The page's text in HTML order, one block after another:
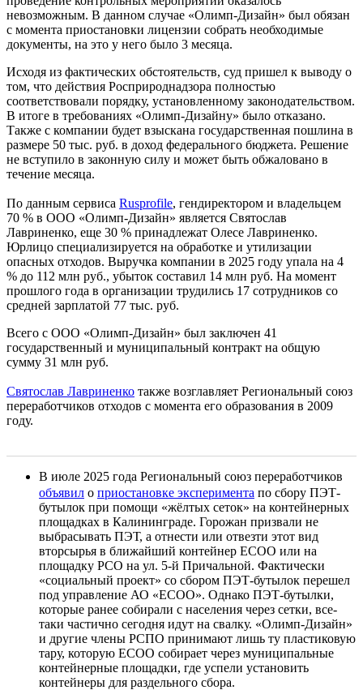
невозможным. В данном случае «Олимп-Дизайн» был обязан
с момента приостановки лицензии собрать необходимые
документы, на это у него было 3 месяца.
Исходя из фактических обстоятельств, суд пришел к выводу о
том, что действия Росприроднадзора полностью
соответствовали порядку, установленному законодательством.
В итоге в требованиях «Олимп-Дизайну» было отказано.
Также с компании будет взыскана государственная пошлина в
размере 50 тыс. руб. в доход федерального бюджета. Решение
не вступило в законную силу и может быть обжаловано в
течение месяца.
По данным сервиса Rusprofile, гендиректором и владельцем
70 % в ООО «Олимп-Дизайн» является Святослав
Лавриненко, еще 30 % принадлежат Олесе Лавриненко.
Юрлицо специализируется на обработке и утилизации
опасных отходов. Выручка компании в 2025 году упала на 4
% до 112 млн руб., убыток составил 14 млн руб. На момент
прошлого года в организации трудились 17 сотрудников со
средней зарплатой 77 тыс. руб.
Всего с ООО «Олимп-Дизайн» был заключен 41
государственный и муниципальный контракт на общую
сумму 31 млн руб.
Святослав Лавриненко также возглавляет Региональный союз
переработчиков отходов с момента его образования в 2009
году.
В июле 2025 года Региональный союз переработчиков
объявил о приостановке эксперимента по сбору ПЭТ-
бутылок при помощи «жёлтых сеток» на контейнерных
площадках в Калининграде. Горожан призвали не
выбрасывать ПЭТ, а отнести или отвезти этот вид
вторсырья в ближайший контейнер ЕСОО или на
площадку РСО на ул. 5-й Причальной. Фактически
«социальный проект» со сбором ПЭТ-бутылок перешел
под управление АО «ЕСОО». Однако ПЭТ-бутылки,
которые ранее собирали с населения через сетки, все-
таки частично сегодня идут на свалку. «Олимп-Дизайн»
и другие члены РСПО принимают лишь ту пластиковую
тару, которую ЕСОО собирает через муниципальные
контейнерные площадки, где успели установить
контейнеры для раздельного сбора.